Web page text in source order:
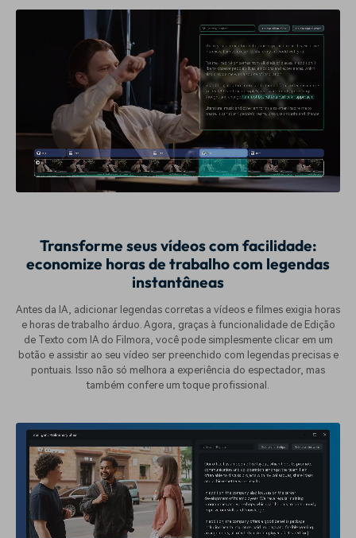
Transforme seus vídeos com facilidade:
economize horas de trabalho com legendas
instantâneas
Antes da IA, adicionar legendas corretas a vídeos e filmes exigia horas
e horas de trabalho árduo. Agora, graças à funcionalidade de Edição
de Texto com IA do Filmora, você pode simplesmente clicar em um
botão e assistir ao seu vídeo ser preenchido com legendas precisas e
pontuais. Isso não só melhora a experiência do espectador, mas
também confere um toque profissional.